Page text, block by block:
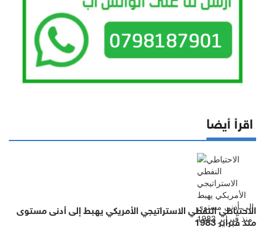
اقرأ أيضا
الاحتياطي النفطي الاستراتيجي الأمريكي يهبط إلى أدنى مستوى
منذ فبراير 1983